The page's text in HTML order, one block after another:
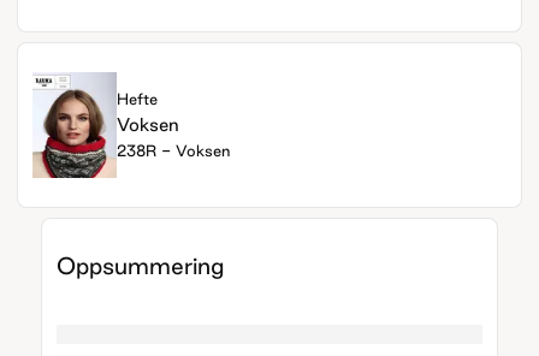
Hefte
Voksen
238R - Voksen
Oppsummering